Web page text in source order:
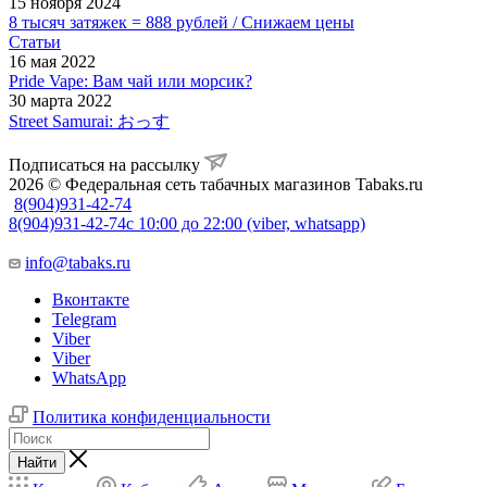
8 тысяч затяжек = 888 рублей / Снижаем цены
Статьи
16 мая 2022
Pride Vape: Вам чай или морсик?
30 марта 2022
Street Samurai: おっす
Подписаться на рассылку
2026 © Федеральная сеть табачных магазинов Tabaks.ru
8(904)931-42-74
8(904)931-42-74с 10:00 до 22:00 (viber, whatsapp)
info@tabaks.ru
Вконтакте
Telegram
Viber
Viber
WhatsApp
Политика конфиденциальности
Найти